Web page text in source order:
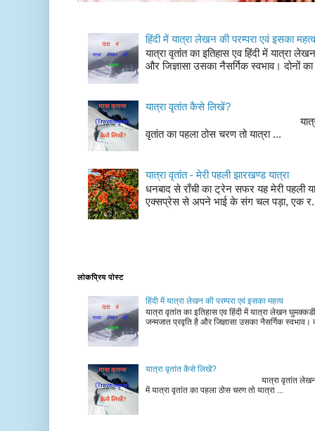
हिंदी में यात्रा लेखन की परम्परा एवं इसका महत्व
यात्रा वृतांत का इतिहास एव हिंदी में यात्रा
और जिज्ञासा उसका नैसर्गिक स्वभाव। दोनों
यात्रा वृतांत कैसे लिखें?
यात्रा वृतांत लेखन के
वृतांत का पहला ठोस चरण तो यात्रा ...
यात्रा वृतांत - मेरी पहली झारखण्ड यात्रा
धनबाद से राँची का ट्रेन सफर यह मेरी पहली
एक्सप्रेस से अपने भाई के संग चल पड़ा, एक
लोकप्रिय पोस्ट
हिंदी में यात्रा लेखन की परम्परा एवं इसका महत्व
यात्रा वृतांत का इतिहास एव हिंदी में यात्रा लेखन
जन्मजात प्रवृति है और जिज्ञासा उसका नैसर्गिक स्वभाव।
यात्रा वृतांत कैसे लिखें?
यात्रा वृतांत लेखन के चरण
में यात्रा वृतांत का पहला ठोस चरण तो यात्रा ...